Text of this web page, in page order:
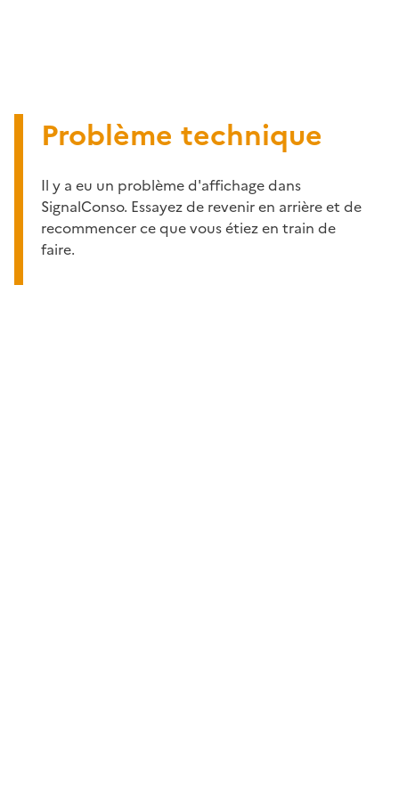
Problème technique
Il y a eu un problème d'affichage dans
SignalConso. Essayez de revenir en arrière et de
recommencer ce que vous étiez en train de
faire.